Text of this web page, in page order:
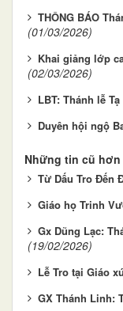
THÔNG BÁO
(01/03/2026)
Khai giảng lớp
(02/03/2026)
LBT: Thánh lễ
Duyên hội ngộ
Những tin cũ hơn
Từ Dấu Tro Đến
Giáo họ Trinh
Gx Dũng Lạc:
(19/02/2026)
Lễ Tro tại Giáo
GX Thánh Linh: